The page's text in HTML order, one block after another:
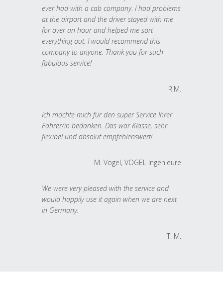
ever had with a cab company. I had problems
at the airport and the driver stayed with me
for over an hour and helped me sort
everything out. I would recommend this
company to anyone. Thank you for such
fabulous service!
R.M.
Ich möchte mich für den super Service Ihrer
Fahrer/in bedanken. Das war Klasse, sehr
flexibel und absolut empfehlenswert!
M. Vogel, VOGEL Ingenieure
We were very pleased with the service and
would happily use it again when we are next
in Germany.
T. M.